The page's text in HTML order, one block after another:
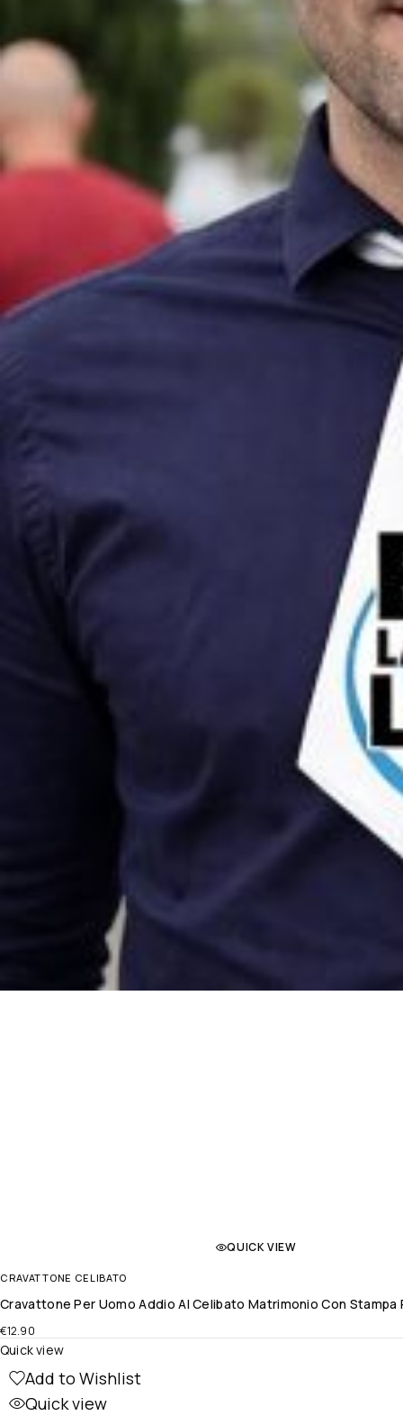
QUICK VIEW
CRAVATTONE CELIBATO
Cravattone Per Uomo Addio Al Celibato Matrimonio Con Stampa
€12.90
Add to Wishlist
Quick view
Quick view